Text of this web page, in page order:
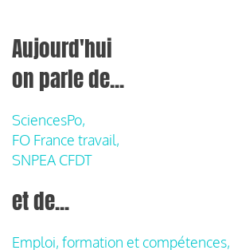
Aujourd'hui
on parle de...
SciencesPo,
FO France travail,
SNPEA CFDT
et de...
Emploi, formation et compétences,